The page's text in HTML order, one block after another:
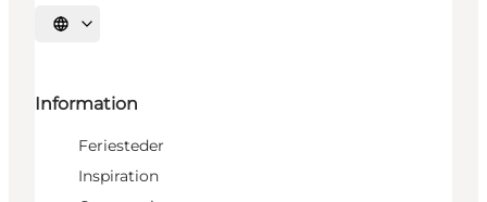
Vælg sprog
Information
Feriesteder
Inspiration